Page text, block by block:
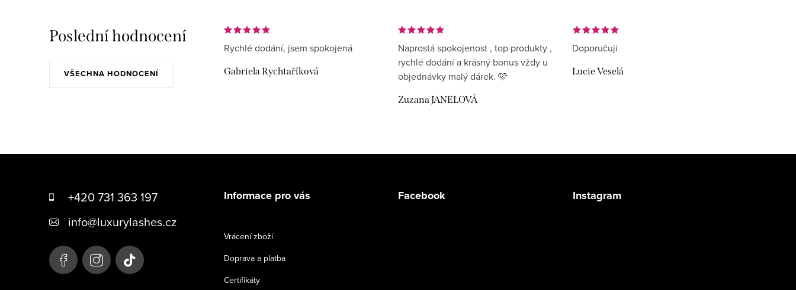
Poslední hodnocení
VŠECHNA HODNOCENÍ
Rychlé dodání, jsem spokojená
Gabriela Rychtaříková
Naprostá spokojenost , top produkty ,
rychlé dodání a krásný bonus vždy u
objednávky malý dárek. 🩷
Zuzana JANELOVÁ
Doporučuji
Lucie Veselá
+420 731 363 197
info@luxurylashes.cz
Informace pro vás
Vrácení zboží
Doprava a platba
Certifikáty
Facebook Instagram